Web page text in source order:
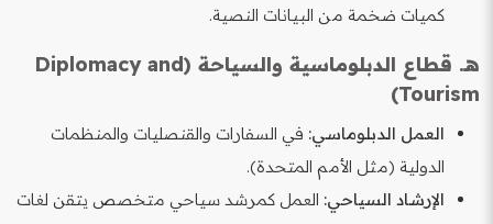
كميات ضخمة من البيانات النصية.
هـ. قطاع الدبلوماسية والسياحة (Diplomacy and
Tourism)
العمل الدبلوماسي: في السفارات والقنصليات والمنظمات
الدولية (مثل الأمم المتحدة).
الإرشاد السياحي: العمل كمرشد سياحي متخصص يتقن لغات